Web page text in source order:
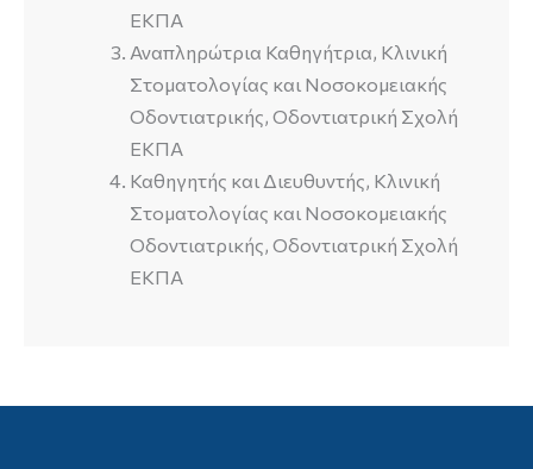
ΕΚΠΑ
Αναπληρώτρια Καθηγήτρια, Κλινική
Στοματολογίας και Νοσοκομειακής
Οδοντιατρικής, Οδοντιατρική Σχολή
ΕΚΠΑ
Καθηγητής και Διευθυντής, Κλινική
Στοματολογίας και Νοσοκομειακής
Οδοντιατρικής, Οδοντιατρική Σχολή
ΕΚΠΑ